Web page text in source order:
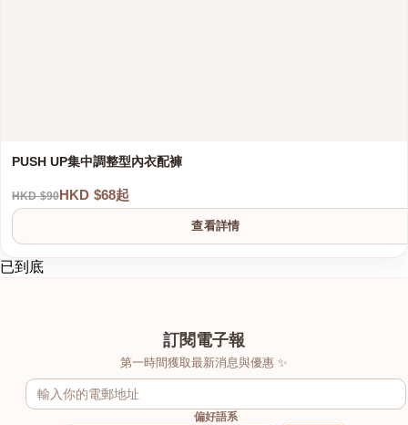
PUSH UP集中調整型內衣配褲
HKD $90HKD $68起
查看詳情
已到底
訂閱電子報
第一時間獲取最新消息與優惠 ✨
偏好語系